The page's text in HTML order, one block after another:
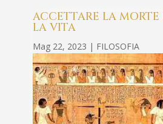
ACCETTARE LA MORTE
LA VITA
Mag 22, 2023 | FILOSOFIA